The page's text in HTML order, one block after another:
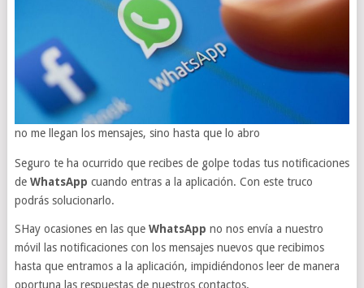
no me llegan los mensajes, sino hasta que lo abro
Seguro te ha ocurrido que recibes de golpe todas tus notificaciones
de WhatsApp cuando entras a la aplicación. Con este truco
podrás solucionarlo.
SHay ocasiones en las que WhatsApp no nos envía a nuestro
móvil las notificaciones con los mensajes nuevos que recibimos
hasta que entramos a la aplicación, impidiéndonos leer de manera
oportuna las respuestas de nuestros contactos.